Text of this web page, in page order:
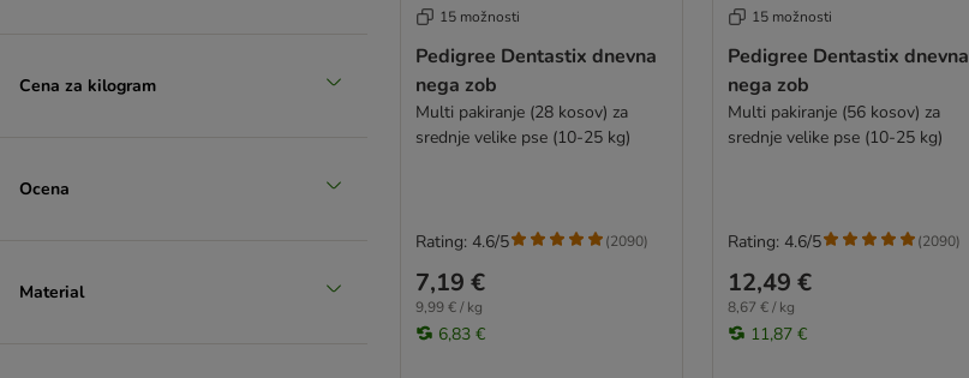
Cena za kilogram
Ocena
Material
15 možnosti
Pedigree Dentastix dnevna
nega zob
Multi pakiranje (28 kosov) za
srednje velike pse (10-25 kg)
7,19 €
9,99 € / kg
6,83 €
Rating: 4.6/5 (2090)
15 možnosti
Pedigree Dentastix dnevna
nega zob
Multi pakiranje (56 kosov) za
srednje velike pse (10-25 kg)
12,49 €
8,67 € / kg
11,87 €
Rating: 4.6/5 (2090)